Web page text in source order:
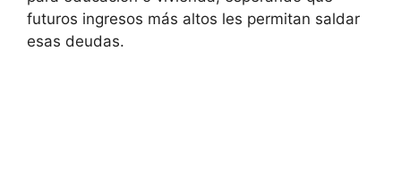
futuros ingresos más altos les permitan saldar
esas deudas.